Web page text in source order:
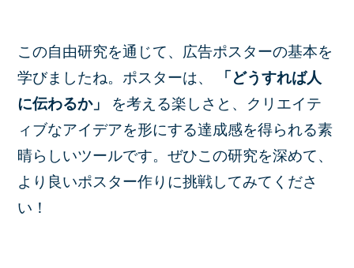
この自由研究を通じて、広告ポスターの基本を
学びましたね。ポスターは、
「どうすれば人
に伝わるか」
を考える楽しさと、クリエイテ
ィブなアイデアを形にする達成感を得られる素
晴らしいツールです。ぜひこの研究を深めて、
より良いポスター作りに挑戦してみてくださ
い！